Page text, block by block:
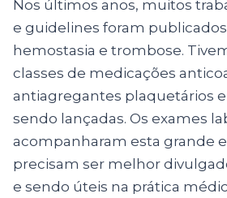
Nos últimos anos, muitos
e guidelines foram publicados
hemostasia e trombose.
classes de medicações
antiagregantes plaquetários
sendo lançadas. Os exames
acompanharam esta grande
precisam ser melhor
e sendo úteis na prática